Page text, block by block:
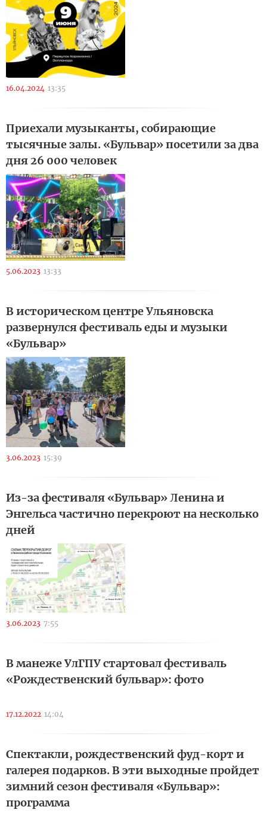
16.04.2024 13:35
Приехали музыканты, собирающие
тысячные залы. «Бульвар» посетили за два
дня 26 000 человек
5.06.2023 13:33
В историческом центре Ульяновска
развернулся фестиваль еды и музыки
«Бульвар»
3.06.2023 15:39
Из-за фестиваля «Бульвар» Ленина и
Энгельса частично перекроют на несколько
дней
3.06.2023 7:55
В манеже УлГПУ стартовал фестиваль
«Рождественский бульвар»: фото
17.12.2022 14:04
Спектакли, рождественский фуд-корт и
галерея подарков. В эти выходные пройдет
зимний сезон фестиваля «Бульвар»:
программа